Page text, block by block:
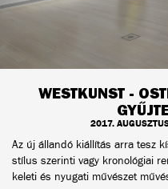
WESTKUNST -
2017.
Az új állandó kiállítás arra tesz
stílus szerinti vagy kronológiai
keleti és nyugati művészet